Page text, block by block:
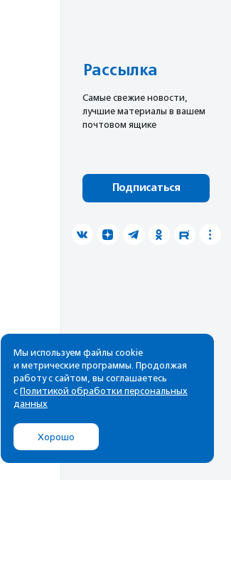
Рассылка
Cамые свежие новости,
лучшие материалы в вашем
почтовом ящике
Подписаться
Мы используем файлы cookie
и метрические программы. Продолжая
работу с сайтом, вы соглашаетесь
с Политикой обработки персональных
данных
Хорошо